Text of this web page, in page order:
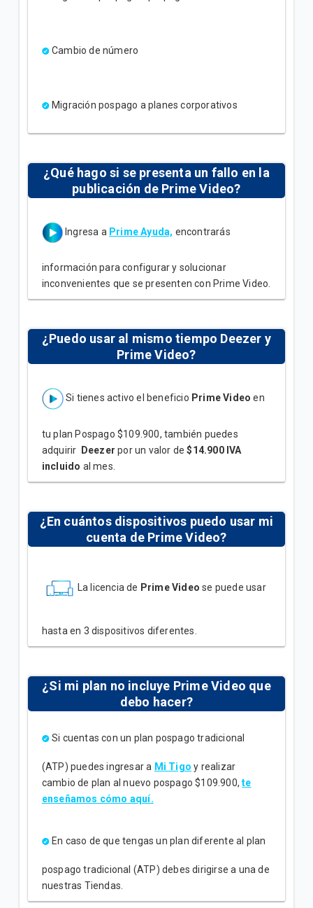
Cambio de número
Migración pospago a planes corporativos
¿Qué hago si se presenta un fallo en la
publicación de Prime Video?
Ingresa a Prime Ayuda, encontrarás
información para configurar y solucionar
inconvenientes que se presenten con Prime Video.
¿Puedo usar al mismo tiempo Deezer y
Prime Video?
Si tienes activo el beneficio Prime Video en
tu plan Pospago $109.900, también puedes
adquirir
Deezerpor un valor de$14.900 IVA
incluido al mes.
¿En cuántos dispositivos puedo usar mi
cuenta de Prime Video?
La licencia de Prime Video se puede usar
hasta en 3 dispositivos diferentes.
¿Si mi plan no incluye Prime Video que
debo hacer?
Si cuentas con un plan pospago tradicional
(ATP) puedes ingresar a Mi Tigo y realizar
cambio de plan al nuevo pospago $109.900,te
enseñamos cómo aquí.
En caso de que tengas un plan diferente al plan
pospago tradicional (ATP) debes dirigirse a una de
nuestras Tiendas.